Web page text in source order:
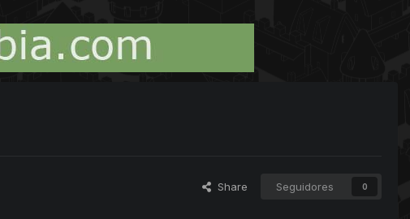
Share Seguidores 0